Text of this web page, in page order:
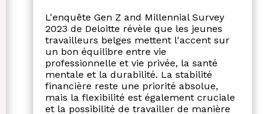
L'enquête Gen Z and Millennial Survey
2023 de Deloitte révèle que les jeunes
travailleurs belges mettent l'accent sur
un bon équilibre entre vie
professionnelle et vie privée, la santé
mentale et la durabilité. La stabilité
financière reste une priorité absolue,
mais la flexibilité est également cruciale
et la possibilité de travailler de manière